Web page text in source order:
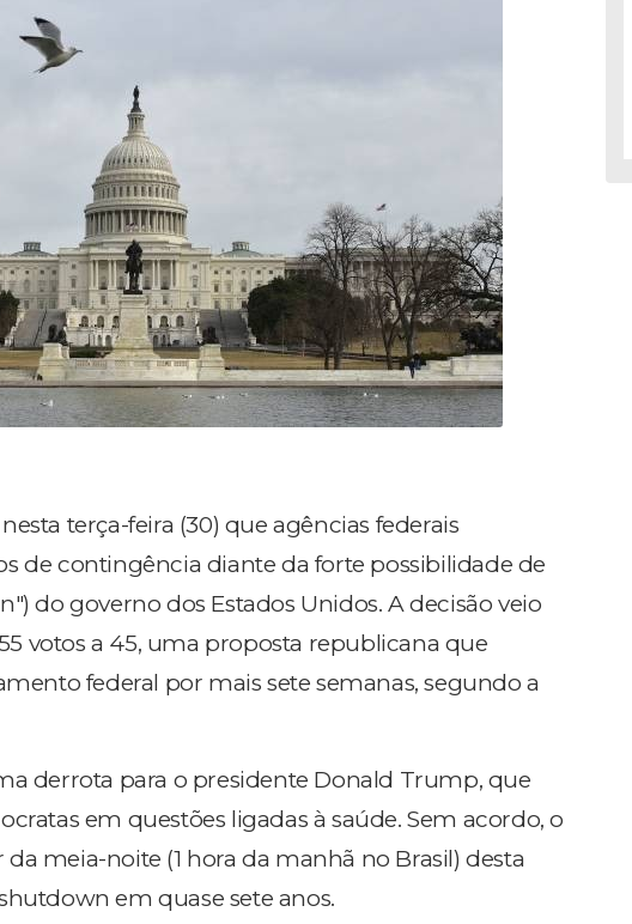
terça-feira (30) que agências federais
de contingência diante da forte possibilidade de
do governo dos Estados Unidos. A decisão veio
votos a 45, uma proposta republicana que
federal por mais sete semanas, segundo a
derrota para o presidente Donald Trump, que
em questões ligadas à saúde. Sem acordo, o
meia-noite (1 hora da manhã no Brasil) desta
em quase sete anos.